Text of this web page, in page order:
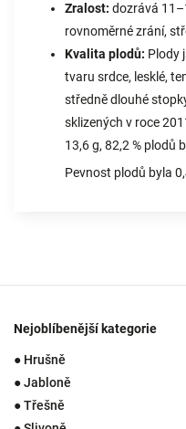
Zralost: dozrává
rovnoměrné zrání,
Kvalita plodů: Plody
tvaru srdce, lesklé,
středně dlouhé
sklizených v roce
13,6 g, 82,2 % plodů
Pevnost plodů byla
Nejoblíbenější kategorie
● Hrušně
● Jabloně
● Třešně